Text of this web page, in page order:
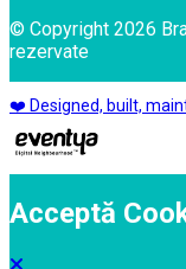
© Copyright 2026
rezervate
❤️ Designed, built,
Acceptă